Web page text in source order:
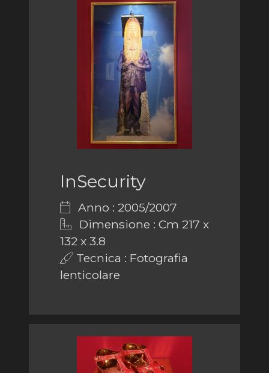
InSecurity
Anno : 2005/2007
Dimensione : Cm 217 x
132 x 3.8
Tecnica : Fotografia
lenticolare